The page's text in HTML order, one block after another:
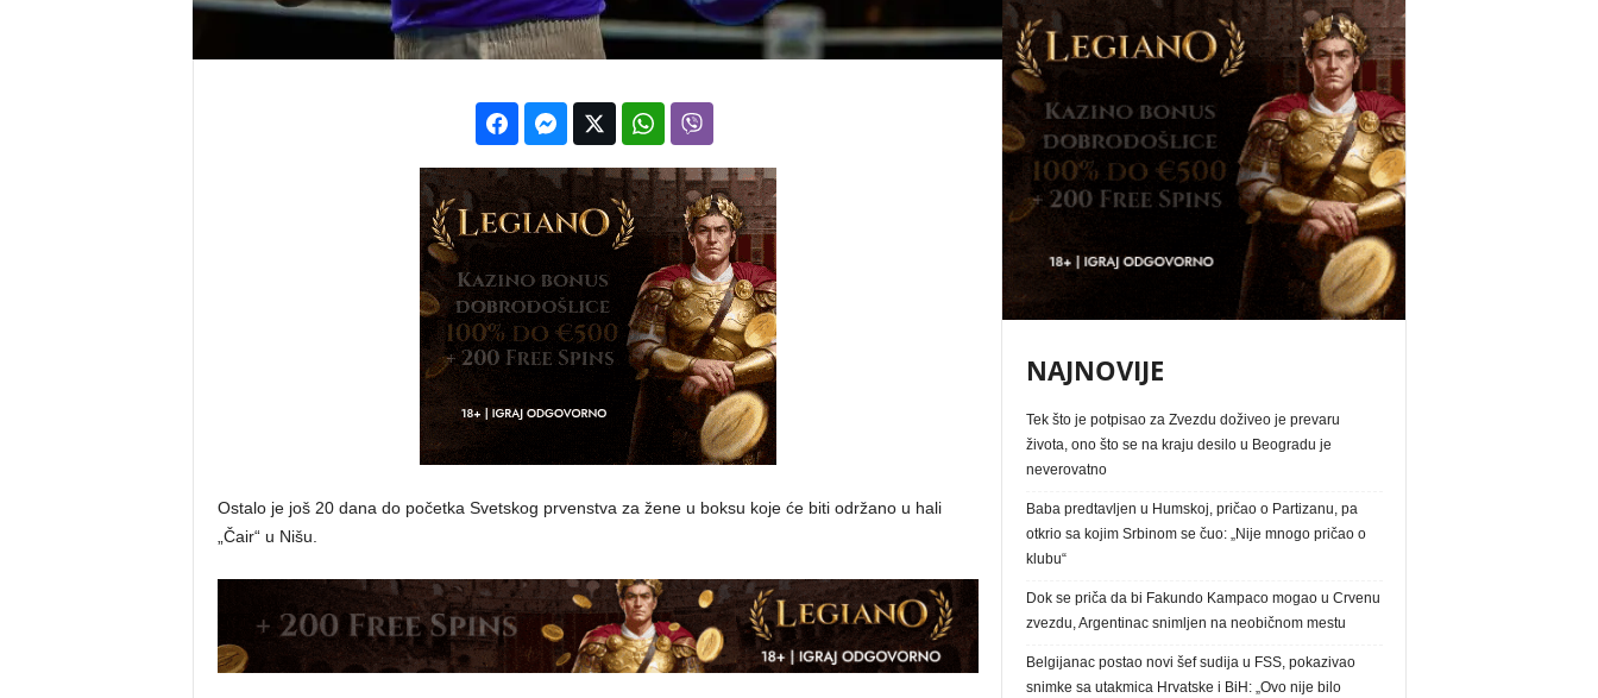
Ostalo je još 20 dana do početka Svetskog prvenstva za žene u boksu koje će biti održano u hali
„Čair“ u Nišu.
NAJNOVIJE
Tek što je potpisao za Zvezdu doživeo je prevaru
života, ono što se na kraju desilo u Beogradu je
neverovatno
Baba predtavljen u Humskoj, pričao o Partizanu, pa
otkrio sa kojim Srbinom se čuo: „Nije mnogo pričao o
klubu“
Dok se priča da bi Fakundo Kampaco mogao u Crvenu
zvezdu, Argentinac snimljen na neobičnom mestu
Belgijanac postao novi šef sudija u FSS, pokazivao
snimke sa utakmica Hrvatske i BiH: „Ovo nije bilo